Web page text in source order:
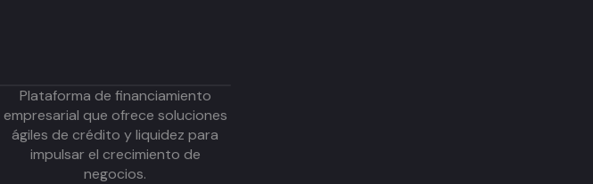
Plataforma de financiamiento
empresarial que ofrece soluciones
ágiles de crédito y liquidez para
impulsar el crecimiento de
negocios.